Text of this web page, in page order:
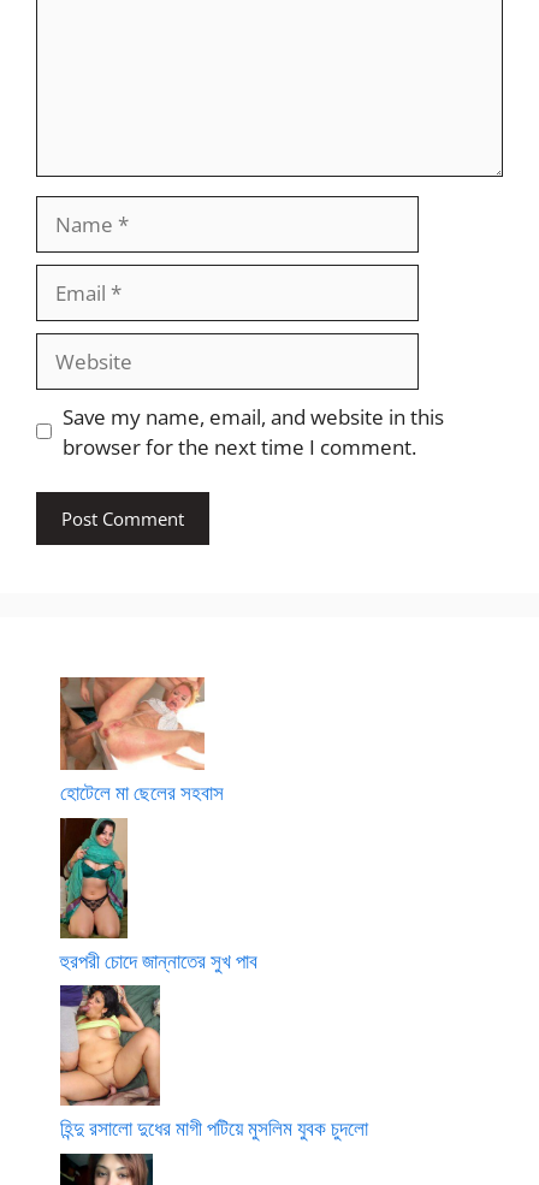
Save my name, email, and website in this
browser for the next time I comment.
হোটেলে মা ছেলের সহবাস
হুরপরী চোদে জান্নাতের সুখ পাব
হিন্দু রসালো দুধের মাগী পটিয়ে মুসলিম যুবক চুদলো